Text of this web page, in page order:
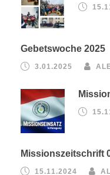
Gebetswoche 2025
3.01.2025
Missionszeitschrift
15.11.2024